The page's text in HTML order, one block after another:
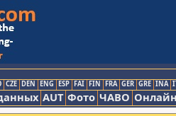
CZE DEN ENG ESP FAI FIN FRA GER GRE INA
AUT Фото ЧАВО